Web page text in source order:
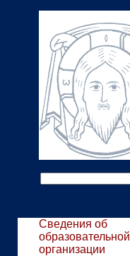
Сведения об
образовательной
организации